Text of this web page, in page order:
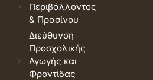
Περιβάλλοντος
& Πρασίνου
Διεύθυνση
Προσχολικής
Αγωγής και
Φροντίδας